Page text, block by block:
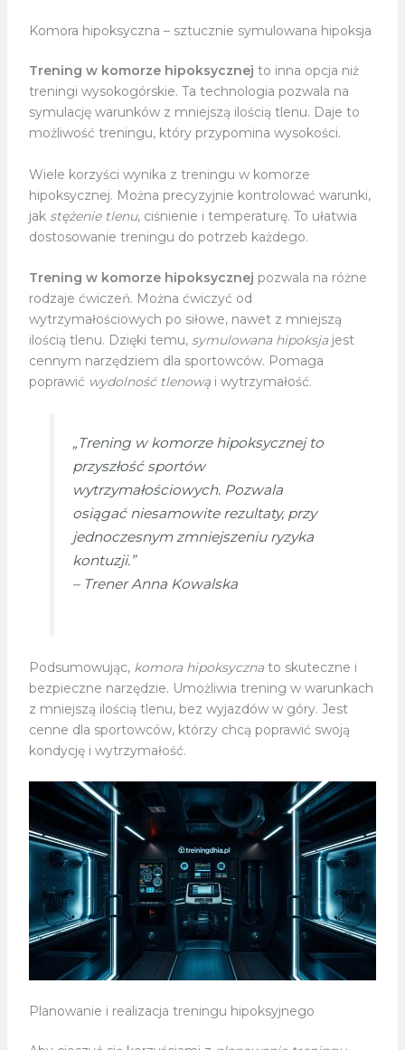
Komora hipoksyczna – sztucznie symulowana hipoksja
Trening w komorze hipoksycznej to inna opcja niż
treningi wysokogórskie. Ta technologia pozwala na
symulację warunków z mniejszą ilością tlenu. Daje to
możliwość treningu, który przypomina wysokości.
Wiele korzyści wynika z treningu w komorze
hipoksycznej. Można precyzyjnie kontrolować warunki,
jak stężenie tlenu, ciśnienie i temperaturę. To ułatwia
dostosowanie treningu do potrzeb każdego.
Trening w komorze hipoksycznej pozwala na różne
rodzaje ćwiczeń. Można ćwiczyć od
wytrzymałościowych po siłowe, nawet z mniejszą
ilością tlenu. Dzięki temu, symulowana hipoksjajest
cennym narzędziem dla sportowców. Pomaga
poprawić wydolność tlenowąi wytrzymałość.
„Trening w komorze hipoksycznej to
przyszłość sportów
wytrzymałościowych. Pozwala
osiągać niesamowite rezultaty, przy
jednoczesnym zmniejszeniu ryzyka
kontuzji.”
– Trener Anna Kowalska
Podsumowując, komora hipoksycznato skuteczne i
bezpieczne narzędzie. Umożliwia trening w warunkach
z mniejszą ilością tlenu, bez wyjazdów w góry. Jest
cenne dla sportowców, którzy chcą poprawić swoją
kondycję i wytrzymałość.
Planowanie i realizacja treningu hipoksyjnego